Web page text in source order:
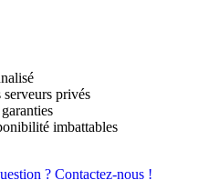
privés
imbattables
? Contactez‑nous !